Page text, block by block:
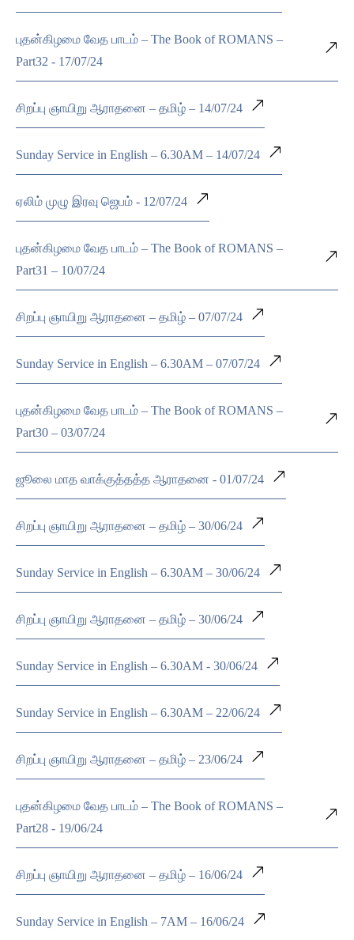
புதன்கிழமை வேத பாடம் – The Book of ROMANS –
Part32 - 17/07/24
சிறப்பு ஞாயிறு ஆராதனை – தமிழ் – 14/07/24
Sunday Service in English – 6.30AM – 14/07/24
ஏலிம் முழு இரவு ஜெபம் - 12/07/24
புதன்கிழமை வேத பாடம் – The Book of ROMANS –
Part31 – 10/07/24
சிறப்பு ஞாயிறு ஆராதனை – தமிழ் – 07/07/24
Sunday Service in English – 6.30AM – 07/07/24
புதன்கிழமை வேத பாடம் – The Book of ROMANS –
Part30 – 03/07/24
ஜூலை மாத வாக்குத்தத்த ஆராதனை - 01/07/24
சிறப்பு ஞாயிறு ஆராதனை – தமிழ் – 30/06/24
Sunday Service in English – 6.30AM – 30/06/24
சிறப்பு ஞாயிறு ஆராதனை – தமிழ் – 30/06/24
Sunday Service in English – 6.30AM - 30/06/24
Sunday Service in English – 6.30AM – 22/06/24
சிறப்பு ஞாயிறு ஆராதனை – தமிழ் – 23/06/24
புதன்கிழமை வேத பாடம் – The Book of ROMANS –
Part28 - 19/06/24
சிறப்பு ஞாயிறு ஆராதனை – தமிழ் – 16/06/24
Sunday Service in English – 7AM – 16/06/24